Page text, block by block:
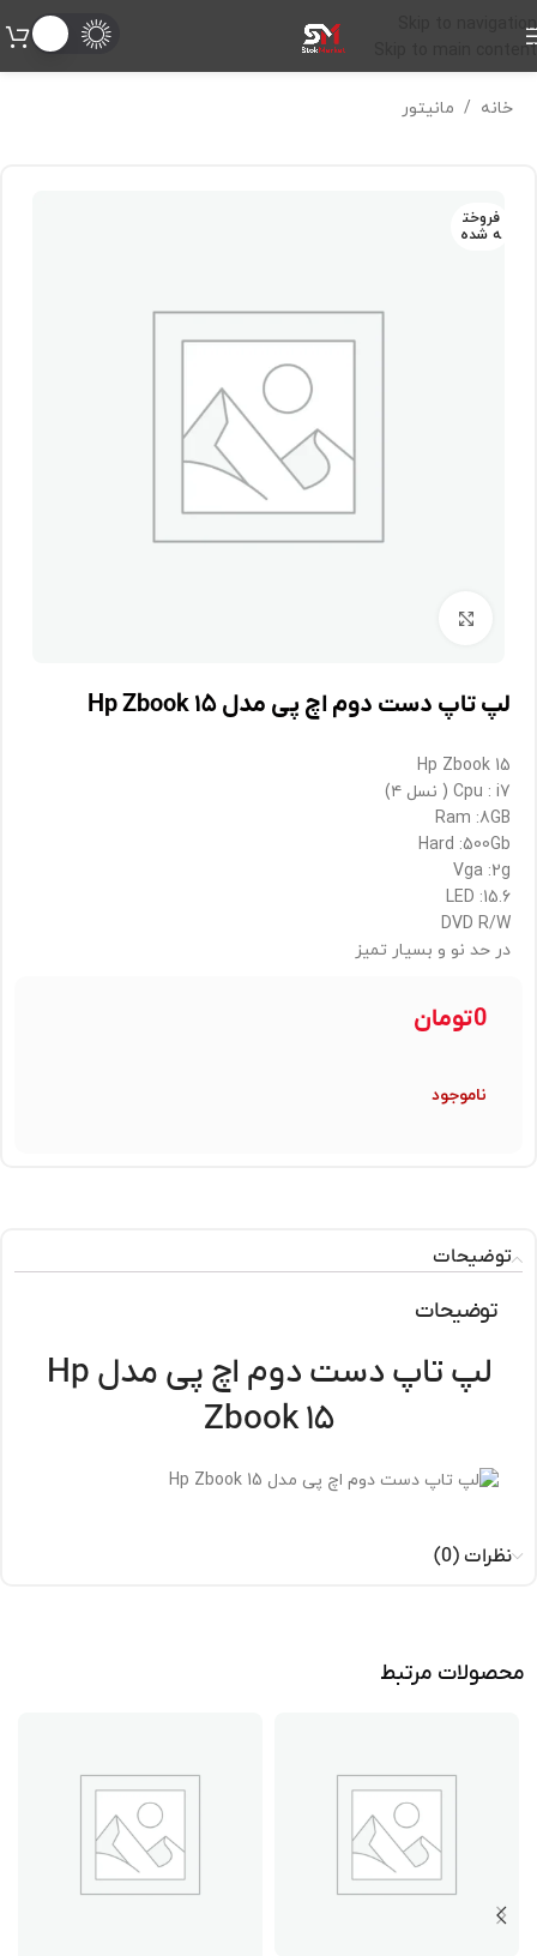
Skip to navigation
Skip to main content
خانه / مانیتور
فروخت
ه شده
لپ تاپ دست دوم اچ پی مدل Hp Zbook ۱۵
Hp Zbook 15
در حد نو و بسيار تميز
0تومان
ناموجود
توضیحات
توضیحات
لپ تاپ دست دوم اچ پی مدل Hp
Zbook ۱۵
نظرات (0)
محصولات مرتبط